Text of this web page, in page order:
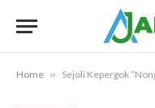
Home » Sejoli Kepergok “Nongkrong